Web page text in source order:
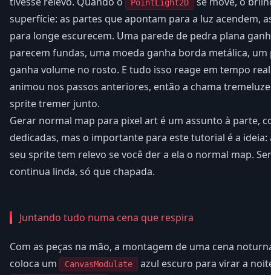
PointLight2D
superfície: as partes que apontam para a luz acendem,
para longe escurecem. Uma parede de pedra plana
parecem fundas, uma moeda ganha borda metálica,
ganha volume no rosto. E tudo isso reage em tempo
animou nos passos anteriores, então a chama
sprite tremer junto.
Gerar normal map para pixel art é um assunto à parte,
dedicadas, mas o importante para este tutorial é a ideia:
seu sprite tem relevo se você der a ela o normal map.
continua linda, só que chapada.
Juntando tudo numa cena que respira
Com as peças na mão, a montagem de uma cena
coloca um
CanvasModulate azul escuro para virar a